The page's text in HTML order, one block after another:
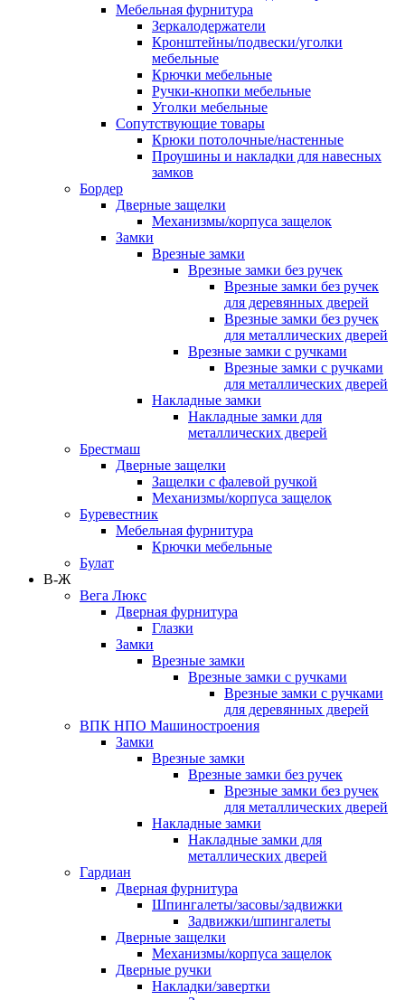
Мебельная фурнитура
Зеркалодержатели
Кронштейны/подвески/уголки
мебельные
Крючки мебельные
Ручки-кнопки мебельные
Уголки мебельные
Сопутствующие товары
Крюки потолочные/настенные
Проушины и накладки для навесных
замков
Бордер
Дверные защелки
Механизмы/корпуса защелок
Замки
Врезные замки
Врезные замки без ручек
Врезные замки без ручек
для деревянных дверей
Врезные замки без ручек
для металлических дверей
Врезные замки с ручками
Врезные замки с ручками
для металлических дверей
Накладные замки
Накладные замки для
металлических дверей
Брестмаш
Дверные защелки
Защелки с фалевой ручкой
Механизмы/корпуса защелок
Буревестник
Мебельная фурнитура
Крючки мебельные
Булат
В-Ж
Вега Люкс
Дверная фурнитура
Глазки
Замки
Врезные замки
Врезные замки с ручками
Врезные замки с ручками
для деревянных дверей
ВПК НПО Машиностроения
Замки
Врезные замки
Врезные замки без ручек
Врезные замки без ручек
для металлических дверей
Накладные замки
Накладные замки для
металлических дверей
Гардиан
Дверная фурнитура
Шпингалеты/засовы/задвижки
Задвижки/шпингалеты
Дверные защелки
Механизмы/корпуса защелок
Дверные ручки
Накладки/завертки